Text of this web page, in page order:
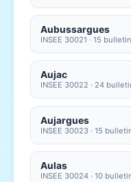
Aubussargues
INSEE 30021 · 15
Aujac
INSEE 30022 · 24
Aujargues
INSEE 30023 · 15
Aulas
INSEE 30024 · 10